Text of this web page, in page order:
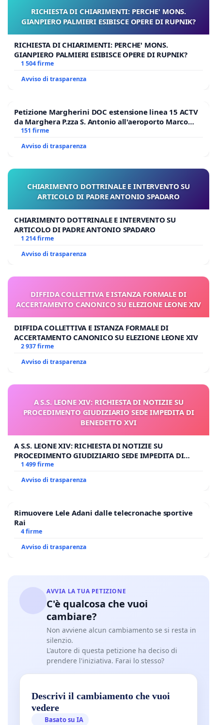
RICHIESTA DI CHIARIMENTI: PERCHE' MONS.
GIANPIERO PALMIERI ESIBISCE OPERE DI RUPNIK?
RICHIESTA DI CHIARIMENTI: PERCHE' MONS.
GIANPIERO PALMIERI ESIBISCE OPERE DI RUPNIK?
1 504 firme
Avviso di trasparenza
Petizione Margherini DOC estensione linea 15 ACTV
da Marghera P.zza S. Antonio all'aeroporto Marco
Polo tariffa a € 1,50
151 firme
Avviso di trasparenza
CHIARIMENTO DOTTRINALE E INTERVENTO SU
ARTICOLO DI PADRE ANTONIO SPADARO
CHIARIMENTO DOTTRINALE E INTERVENTO SU
ARTICOLO DI PADRE ANTONIO SPADARO
1 214 firme
Avviso di trasparenza
DIFFIDA COLLETTIVA E ISTANZA FORMALE DI
ACCERTAMENTO CANONICO SU ELEZIONE LEONE XIV
DIFFIDA COLLETTIVA E ISTANZA FORMALE DI
ACCERTAMENTO CANONICO SU ELEZIONE LEONE XIV
2 937 firme
Avviso di trasparenza
A S.S. LEONE XIV: RICHIESTA DI NOTIZIE SU
PROCEDIMENTO GIUDIZIARIO SEDE IMPEDITA DI
BENEDETTO XVI
A S.S. LEONE XIV: RICHIESTA DI NOTIZIE SU
PROCEDIMENTO GIUDIZIARIO SEDE IMPEDITA DI
BENEDETTO XVI
1 499 firme
Avviso di trasparenza
Rimuovere Lele Adani dalle telecronache sportive
Rai
4 firme
Avviso di trasparenza
AVVIA LA TUA PETIZIONE
C'è qualcosa che vuoi
cambiare?
Non avviene alcun cambiamento se si resta in
silenzio.
L'autore di questa petizione ha deciso di
prendere l'iniziativa. Farai lo stesso?
Descrivi il cambiamento che vuoi
vedere
Basato su IA